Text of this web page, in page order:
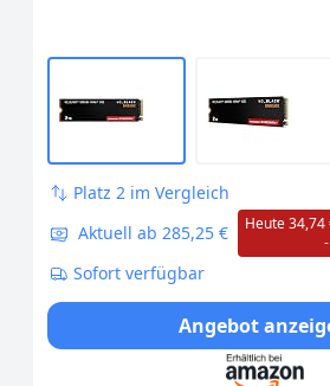
Platz 2 im Vergleich
Aktuell ab 285,25 €
Heute 34,74
-
Sofort verfügbar
Angebot